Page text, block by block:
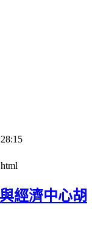
經濟中心胡